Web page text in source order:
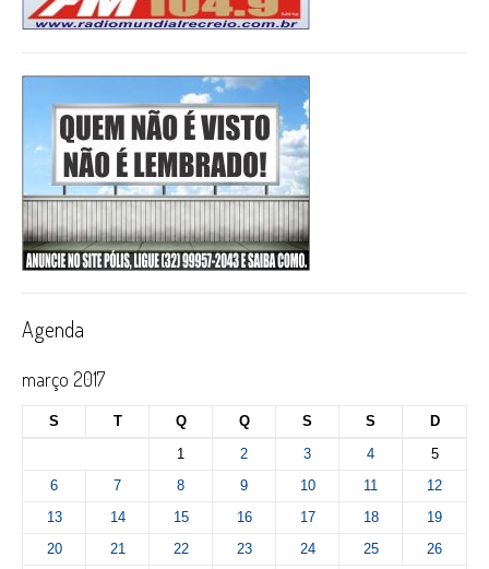
Agenda
março 2017
S T Q Q S S
D
1
2 3 4
5
6
7 8 9 10 11
12
13
14 15 16 17 18
19
20
21 22 23 24 25
26